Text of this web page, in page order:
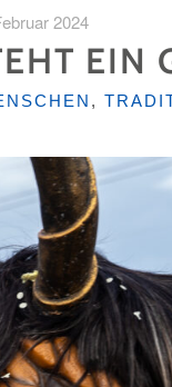
2024
EIN
,